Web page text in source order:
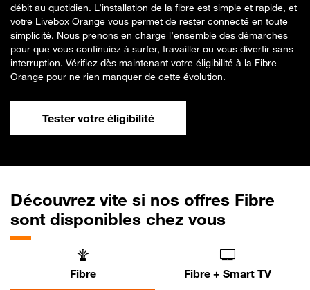
débit au quotidien. L’installation de la fibre est simple et rapide, et
votre Livebox Orange vous permet de rester connecté en toute
simplicité. Nous prenons en charge l’ensemble des démarches
pour que vous continuiez à surfer, travailler ou vous divertir sans
interruption. Vérifiez dès maintenant votre éligibilité à la Fibre
Orange pour ne rien manquer de cette évolution.
Tester votre éligibilité
Découvrez vite si nos offres Fibre
sont disponibles chez vous
Fibre Fibre + Smart TV